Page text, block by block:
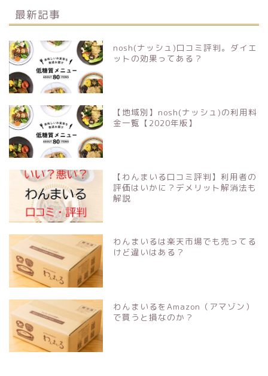
最新記事
nosh(ナッシュ)口コミ評判。ダイエ
ットの効果ってある？
【地域別】nosh(ナッシュ)の利用料
金一覧【2020年版】
【わんまいる口コミ評判】利用者の
評価はいかに？デメリット解消法も
解説
わんまいるは楽天市場でも売ってる
けど違いはある？
わんまいるをAmazon（アマゾン）
で買うと損なのか？